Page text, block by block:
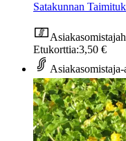
Satakunnan
Etukorttia:3,50 €
Asiakasomistaja-